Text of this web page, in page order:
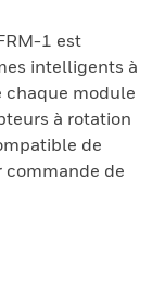
1 est
intelligents à
chaque module
à rotation
de
de